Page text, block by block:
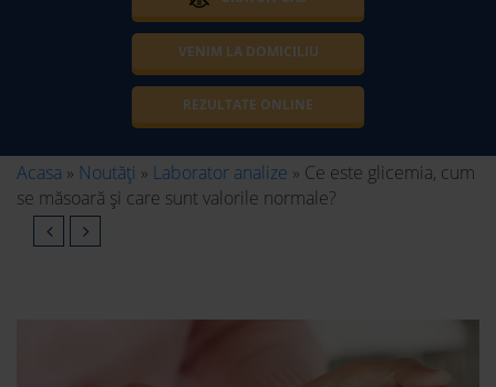
VENIM LA DOMICILIU
REZULTATE ONLINE
Acasa » Noutăți » Laborator analize » Ce este glicemia, cum
se măsoară și care sunt valorile normale?